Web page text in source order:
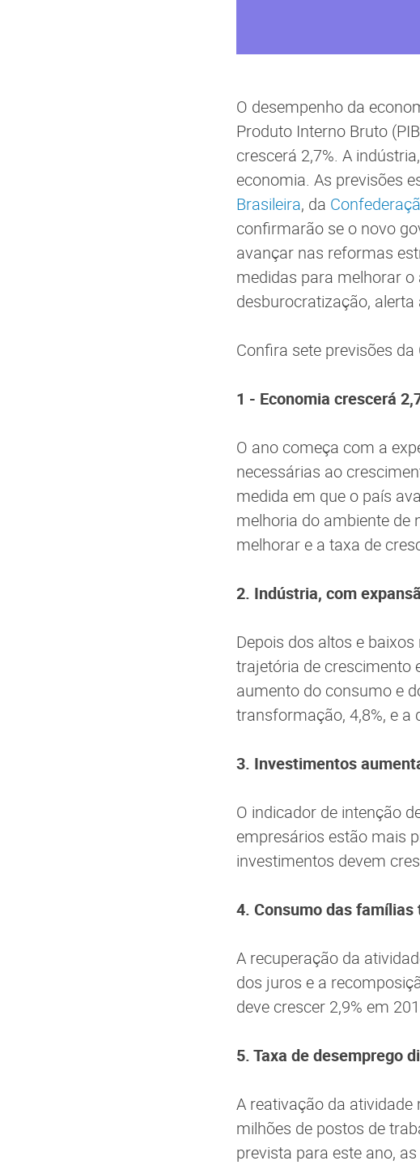
O desempenho da
Produto Interno Bruto
crescerá 2,7%. A
economia. As previsões
Brasileira, da
confirmarão se o novo
avançar nas reformas
medidas para melhorar o
desburocratização, alerta
Confira sete previsões
1 - Economia crescerá
O ano começa com a
necessárias ao
medida em que o país
melhoria do ambiente de
melhorar e a taxa de
2. Indústria, com
Depois dos altos e
trajetória de crescimento
aumento do consumo e
transformação, 4,8%, e a
3. Investimentos
O indicador de intenção
empresários estão mais
investimentos devem
4. Consumo das famílias
A recuperação da
dos juros e a
deve crescer 2,9% em
5. Taxa de desemprego
A reativação da
milhões de postos de
prevista para este ano,